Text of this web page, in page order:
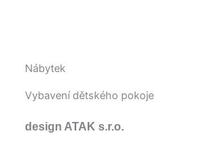
Nábytek
Vybavení dětského pokoje
design ATAK s.r.o.